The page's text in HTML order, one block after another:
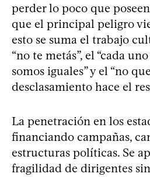
perder lo poco que
que el principal peligro
esto se suma el trabajo
“no te metás”, el “cada
somos iguales” y el “no
desclasamiento hace el
La penetración en los
financiando campañas,
estructuras políticas. Se
fragilidad de dirigentes